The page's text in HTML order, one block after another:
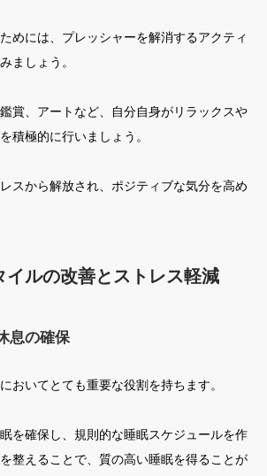
めには、プレッシャーを解消するアクティ
ましょう。
賞、アートなど、自分自身がリラックスや
積極的に行いましょう。
スから解放され、ポジティブな気分を高め
イルの改善と ストレス軽減
息の確保
おいてとても重要な役割を持ちます。
を確保し、規則的な睡眠スケジュールを作
整えることで、質の高い睡眠を得ることが